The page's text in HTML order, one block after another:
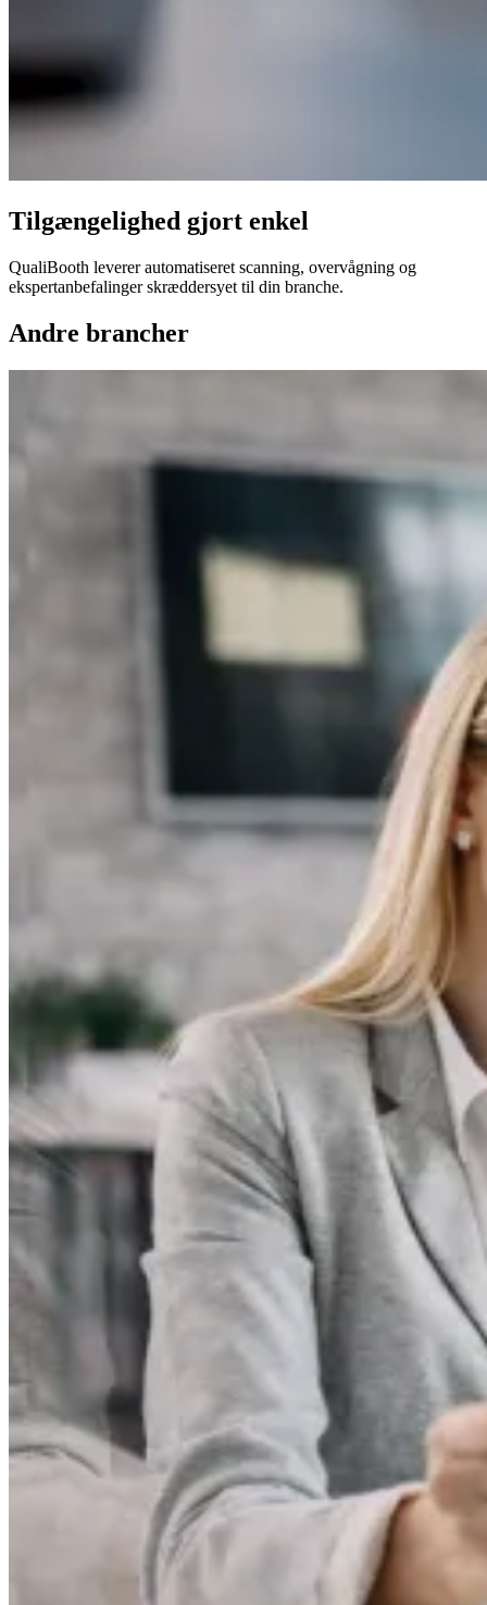
Tilgængelighed gjort enkel
QualiBooth leverer automatiseret scanning, overvågning og
ekspertanbefalinger skræddersyet til din branche.
Andre brancher